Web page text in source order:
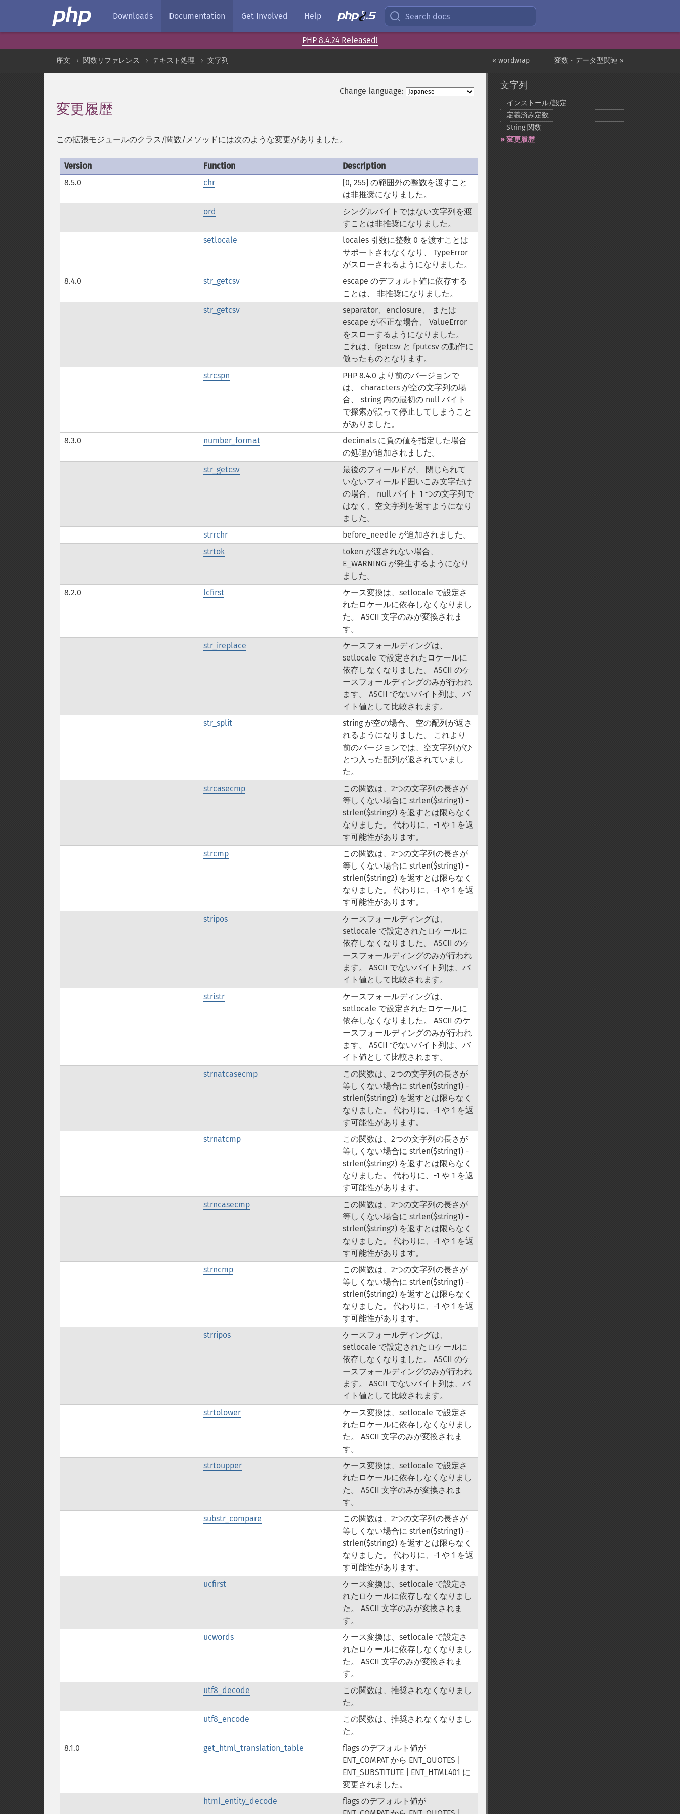
Downloads Documentation Get Involved Help Search docs
PHP 8.4.24 Released!
変数・データ型関連 »
« wordwrap
序文 関数リファレンス テキスト処理 文字列
Change language:
変更履歴
この拡張モジュールのクラス/関数/メソッドには次のような変更がありました。
Version Function
Description
8.5.0
chr
[0, 255] の範囲外の整数を渡すこと
は非推奨になりました。
ord
シングルバイトではない文字列を渡
すことは非推奨になりました。
setlocale
locales 引数に整数 0 を渡すことは
サポートされなくなり、 TypeError
がスローされるようになりました。
8.4.0
str_getcsv
escape のデフォルト値に依存する
ことは、 非推奨になりました。
str_getcsv
separator、enclosure、 または
escape が不正な場合、 ValueError
をスローするようになりました。
これは、fgetcsv と fputcsv の動作に
倣ったものとなります。
strcspn
PHP 8.4.0 より前のバージョンで
は、 characters が空の文字列の場
合、 string 内の最初の null バイト
で探索が誤って停止してしまうこと
がありました。
8.3.0
number_format
decimals に負の値を指定した場合
の処理が追加されました。
str_getcsv
最後のフィールドが、 閉じられて
いないフィールド囲いこみ文字だけ
の場合、 null バイト 1 つの文字列で
はなく、空文字列を返すようになり
ました。
strrchr
before_needle が追加されました。
strtok
token が渡されない場合、
E_WARNING が発生するようになり
ました。
8.2.0
lcfirst
ケース変換は、setlocale で設定さ
れたロケールに依存しなくなりまし
た。 ASCII 文字のみが変換されま
す。
str_ireplace
ケースフォールディングは、
setlocale で設定されたロケールに
依存しなくなりました。 ASCII のケ
ースフォールディングのみが行われ
ます。 ASCII でないバイト列は、バ
イト値として比較されます。
str_split
string が空の場合、 空の配列が返さ
れるようになりました。 これより
前のバージョンでは、空文字列がひ
とつ入った配列が返されていまし
た。
strcasecmp
この関数は、2つの文字列の長さが
等しくない場合に strlen($string1) -
strlen($string2) を返すとは限らなく
なりました。 代わりに、-1 や 1 を返
す可能性があります。
strcmp
この関数は、2つの文字列の長さが
等しくない場合に strlen($string1) -
strlen($string2) を返すとは限らなく
なりました。 代わりに、-1 や 1 を返
す可能性があります。
stripos
ケースフォールディングは、
setlocale で設定されたロケールに
依存しなくなりました。 ASCII のケ
ースフォールディングのみが行われ
ます。 ASCII でないバイト列は、バ
イト値として比較されます。
stristr
ケースフォールディングは、
setlocale で設定されたロケールに
依存しなくなりました。 ASCII のケ
ースフォールディングのみが行われ
ます。 ASCII でないバイト列は、バ
イト値として比較されます。
strnatcasecmp
この関数は、2つの文字列の長さが
等しくない場合に strlen($string1) -
strlen($string2) を返すとは限らなく
なりました。 代わりに、-1 や 1 を返
す可能性があります。
strnatcmp
この関数は、2つの文字列の長さが
等しくない場合に strlen($string1) -
strlen($string2) を返すとは限らなく
なりました。 代わりに、-1 や 1 を返
す可能性があります。
strncasecmp
この関数は、2つの文字列の長さが
等しくない場合に strlen($string1) -
strlen($string2) を返すとは限らなく
なりました。 代わりに、-1 や 1 を返
す可能性があります。
strncmp
この関数は、2つの文字列の長さが
等しくない場合に strlen($string1) -
strlen($string2) を返すとは限らなく
なりました。 代わりに、-1 や 1 を返
す可能性があります。
strripos
ケースフォールディングは、
setlocale で設定されたロケールに
依存しなくなりました。 ASCII のケ
ースフォールディングのみが行われ
ます。 ASCII でないバイト列は、バ
イト値として比較されます。
strtolower
ケース変換は、setlocale で設定さ
れたロケールに依存しなくなりまし
た。 ASCII 文字のみが変換されま
す。
strtoupper
ケース変換は、setlocale で設定さ
れたロケールに依存しなくなりまし
た。 ASCII 文字のみが変換されま
す。
substr_compare
この関数は、2つの文字列の長さが
等しくない場合に strlen($string1) -
strlen($string2) を返すとは限らなく
なりました。 代わりに、-1 や 1 を返
す可能性があります。
ucfirst
ケース変換は、setlocale で設定さ
れたロケールに依存しなくなりまし
た。 ASCII 文字のみが変換されま
す。
ucwords
ケース変換は、setlocale で設定さ
れたロケールに依存しなくなりまし
た。 ASCII 文字のみが変換されま
す。
utf8_decode
この関数は、推奨されなくなりまし
た。
utf8_encode
この関数は、推奨されなくなりまし
た。
8.1.0
get_html_translation_table
flags のデフォルト値が
ENT_COMPAT から ENT_QUOTES |
ENT_SUBSTITUTE | ENT_HTML401 に
変更されました。
html_entity_decode
flags のデフォルト値が
文字列
インストール/設定
定義済み定数
String 関数
変更履歴